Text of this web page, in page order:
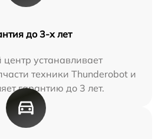
до 3-х лет
устанавливает
техники Thunderobot и
гарантию до 3 лет.